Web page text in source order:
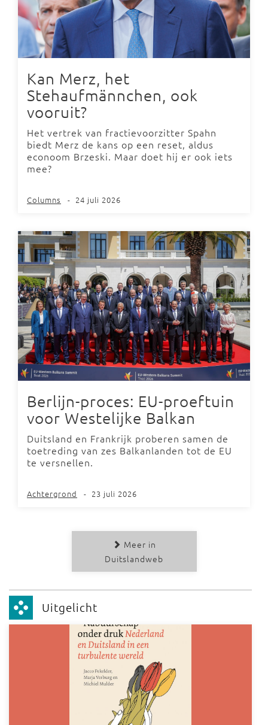
Kan Merz, het
Stehaufmännchen, ook
vooruit?
Het vertrek van fractievoorzitter Spahn
biedt Merz de kans op een reset, aldus
econoom Brzeski. Maar doet hij er ook iets
mee?
Columns - 24 juli 2026
Berlijn-proces: EU-proeftuin
voor Westelijke Balkan
Duitsland en Frankrijk proberen samen de
toetreding van zes Balkanlanden tot de EU
te versnellen.
Achtergrond - 23 juli 2026
Meer in
Duitslandweb
Uitgelicht